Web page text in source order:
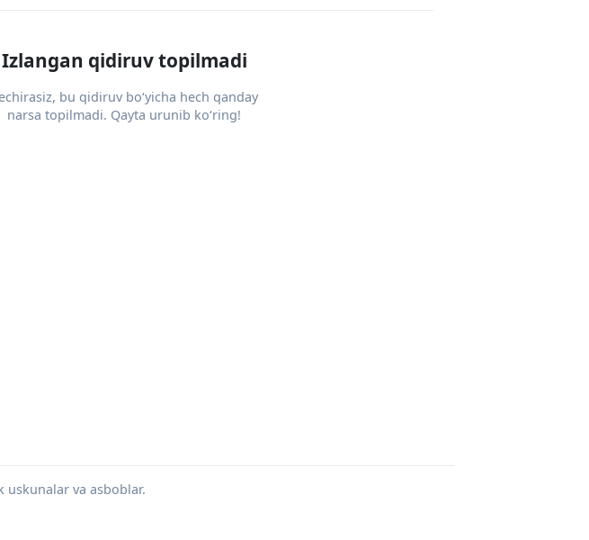
Izlangan qidiruv topilmadi
bu qidiruv bo‘yicha hech qanday
narsa topilmadi. Qayta urunib ko‘ring!
va asboblar.